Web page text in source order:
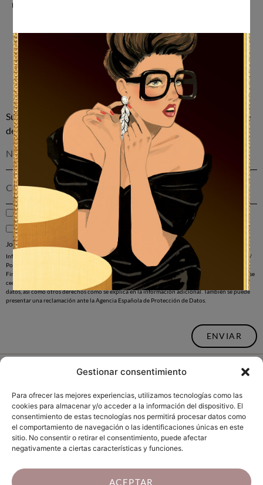
Gestionar consentimiento
Para ofrecer las mejores experiencias, utilizamos tecnologías como las
cookies para almacenar y/o acceder a la información del dispositivo. El
consentimiento de estas tecnologías nos permitirá procesar datos como
el comportamiento de navegación o las identificaciones únicas en este
sitio. No consentir o retirar el consentimiento, puede afectar
negativamente a ciertas características y funciones.
ACEPTAR
Española de Protección de Datos.
ENVIAR
Suscríbete a nuestra newsletter y recibe un cupón del 10% de
descuento en tu primera compra.
He leído y acepto la Política de privacidad y protección de datos
He leído y acepto el envío de comunicaciones comerciales por newsletter de
Jordi Labanda.
Información básica sobre protección de datos: Responsable: Jordi Labanda (JL), con sede en C/
Portaferrissa 7-9, 08002 Barcelona, España. Código de identificación fiscal (CIF): B63003495.
Finalidad: atender solicitud. Legitimación: Consentimiento del interesado. Destinatarios: no se
cederán datos a terceros, salvo obligación legal. Derechos: Acceder, rectificar y suprimir los
datos, así como otros derechos como se explica en la información adicional. También se puede
presentar una reclamación ante la Agencia Española de Protección de Datos.
ENVIAR
Aviso legal
Política de privacidad